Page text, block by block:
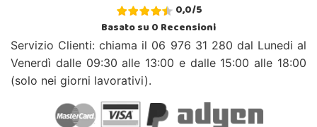
0,0/5
Basato su0Recensioni
Servizio Clienti: chiama il 06 976 31 280 dal Lunedi al
Venerdì dalle 09:30 alle 13:00 e dalle 15:00 alle 18:00
(solo nei giorni lavorativi).